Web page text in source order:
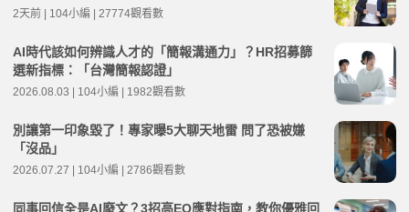
2天前 | 104小編 | 27774觀看數
AI時代該如何辨識人才的「簡報溝通力」？HR招募篩
選新指標：「台灣簡報認證」
2026.08.03 | 104小編 | 1982觀看數
別讓第一印象毀了！專家曝5大聊天地雷 問了恐被嫌
「沒品」
2026.07.27 | 104小編 | 2786觀看數
同事回信全是AI廢文？3招高EQ應對指南，教你優雅回